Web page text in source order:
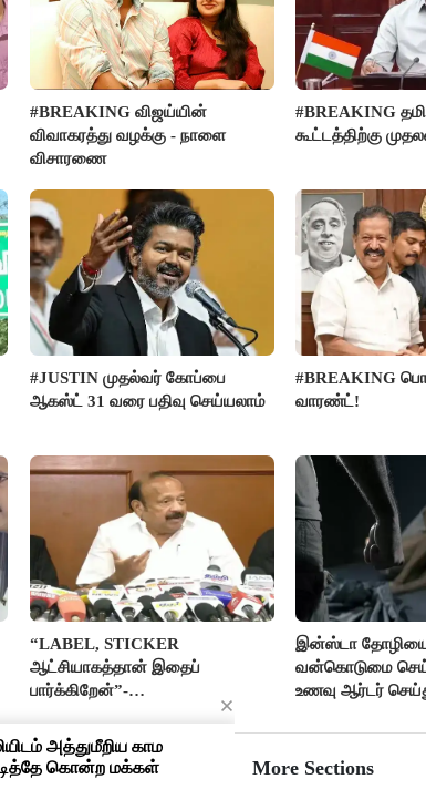
#BREAKING விஜய்யின்
விவாகரத்து வழக்கு - நாளை
விசாரணை
#BREAKING
கூட்டத்திற்கு
#JUSTIN முதல்வர் கோப்பை
ஆகஸ்ட் 31 வரை பதிவு செய்யலாம்
#BREAKING
வாரண்ட்!
“LABEL, STICKER
ஆட்சியாகத்தான் இதைப்
பார்க்கிறேன்”-
இன்ஸ்டா தோழியை
வன்கொடுமை
உணவு ஆர்டர்
More Sections